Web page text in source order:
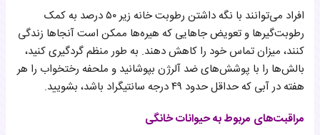
افراد می‌توانند با نگه داشتن رطوبت خانه زیر ۵۰ درصد به کمک
رطوبت‌گیرها و تعویض جاهایی که هیره‌ها ممکن است آنجاها زندگی
کنند، میزان تماس خود را کاهش دهند. به طور منظم گردگیری کنید،
بالش‌ها را با پوشش‌های ضد آلرژن بپوشانید و ملحفه رختخواب را هر
هفته در آبی که حداقل حدود ۴۹ درجه سانتیگراد باشد، بشویید.
مراقبت‌های مربوط به حیوانات خانگی